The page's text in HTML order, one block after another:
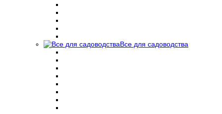
Все для садоводства